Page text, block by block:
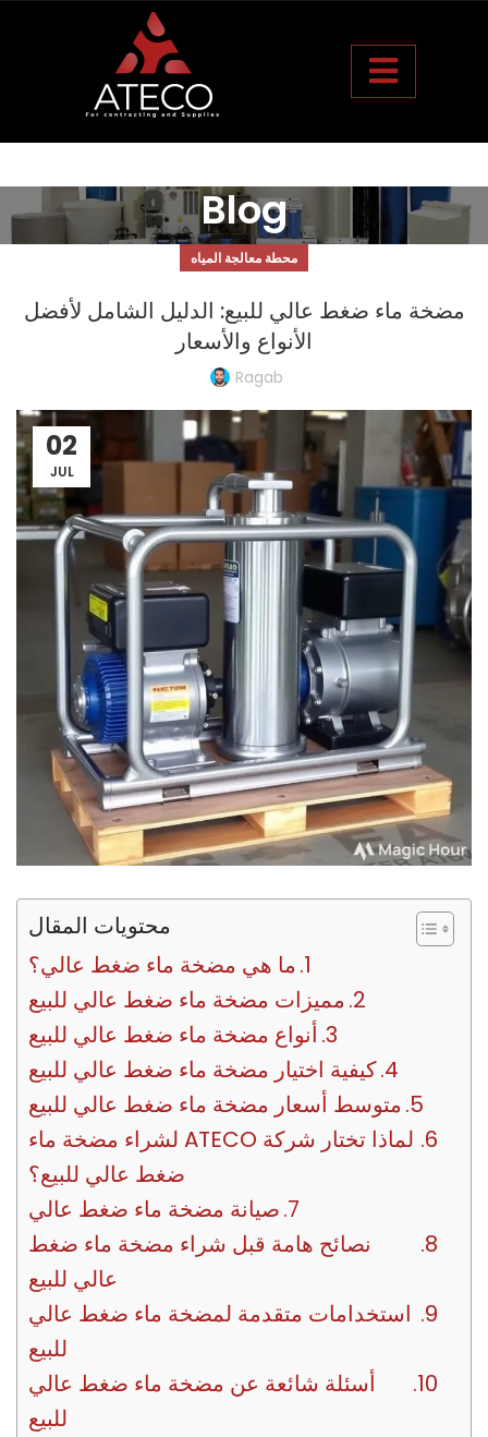
Blog
محطة معالجة المياه
مضخة ماء ضغط عالي للبيع: الدليل الشامل لأفضل
الأنواع والأسعار
Ragab
02
JUL
محتويات المقال
ما هي مضخة ماء ضغط عالي؟
مميزات مضخة ماء ضغط عالي للبيع
أنواع مضخة ماء ضغط عالي للبيع
كيفية اختيار مضخة ماء ضغط عالي للبيع
متوسط أسعار مضخة ماء ضغط عالي للبيع
لماذا تختار شركة ATECO لشراء مضخة ماء
ضغط عالي للبيع؟
صيانة مضخة ماء ضغط عالي
نصائح هامة قبل شراء مضخة ماء ضغط
عالي للبيع
استخدامات متقدمة لمضخة ماء ضغط عالي
للبيع
أسئلة شائعة عن مضخة ماء ضغط عالي
للبيع